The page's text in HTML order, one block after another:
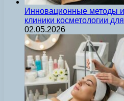
Инновационные методы
клиники косметологии
02.05.2026